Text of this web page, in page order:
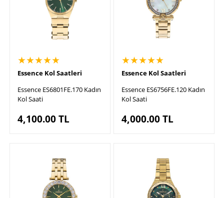
★★★★★
Essence Kol Saatleri
Essence ES6801FE.170 Kadın
Kol Saati
4,100.00TL
★★★★★
Essence Kol Saatleri
Essence ES6756FE.120 Kadın
Kol Saati
4,000.00TL